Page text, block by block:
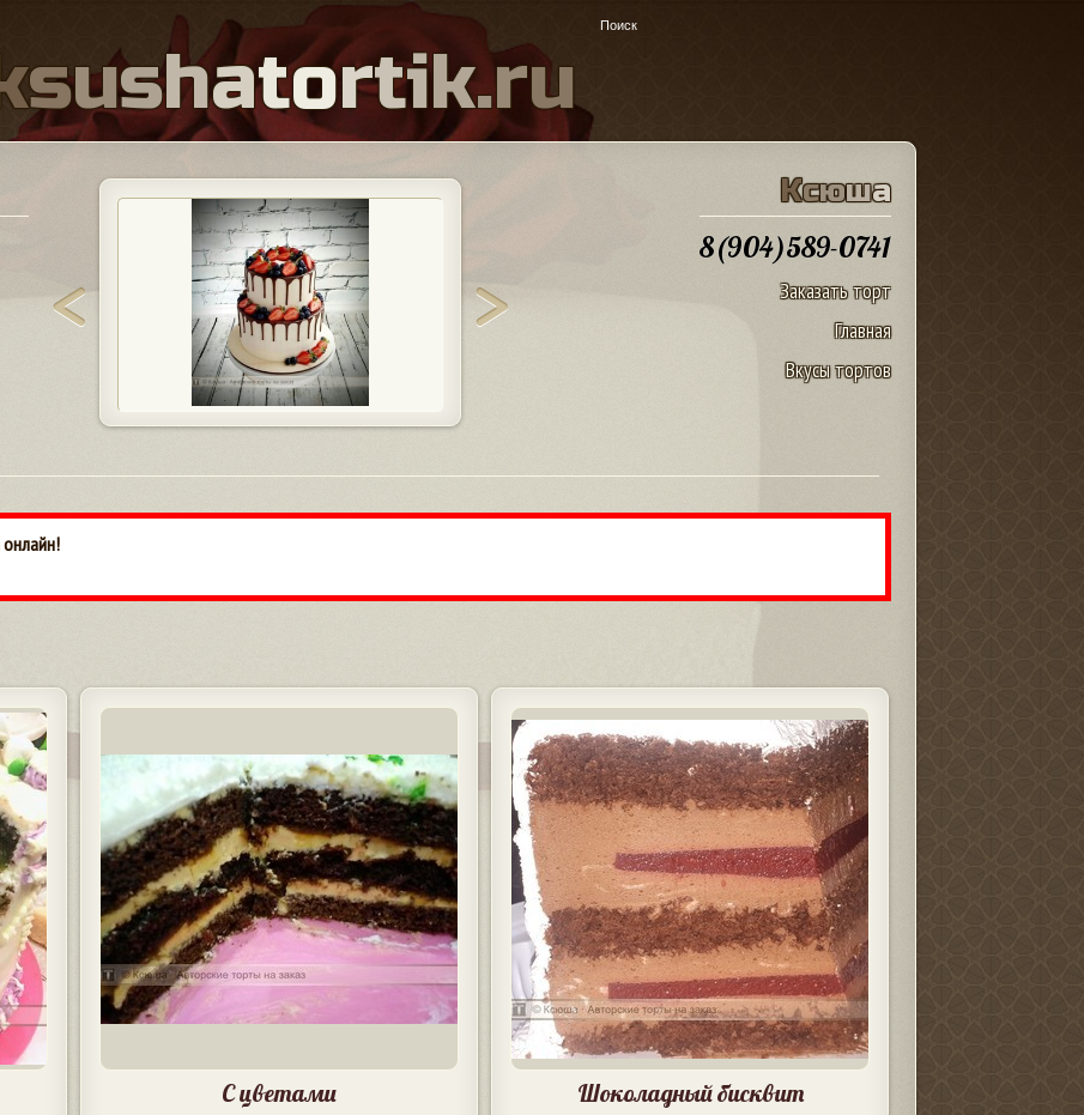
sushatortik.ru
Ксюша
8(904)589-0741
Заказать торт
Главная
Вкусы тортов
онлайн!
С цветами Шоколадный бисквит